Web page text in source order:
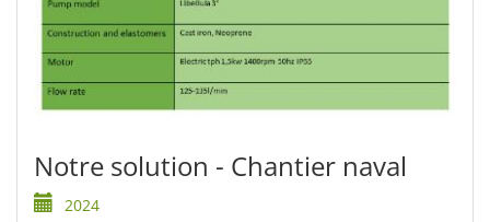
Notre solution - Chantier naval
2024